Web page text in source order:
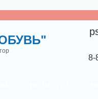
8-